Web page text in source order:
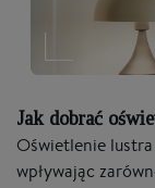
Jak dobrać
Oświetlenie
wpływając